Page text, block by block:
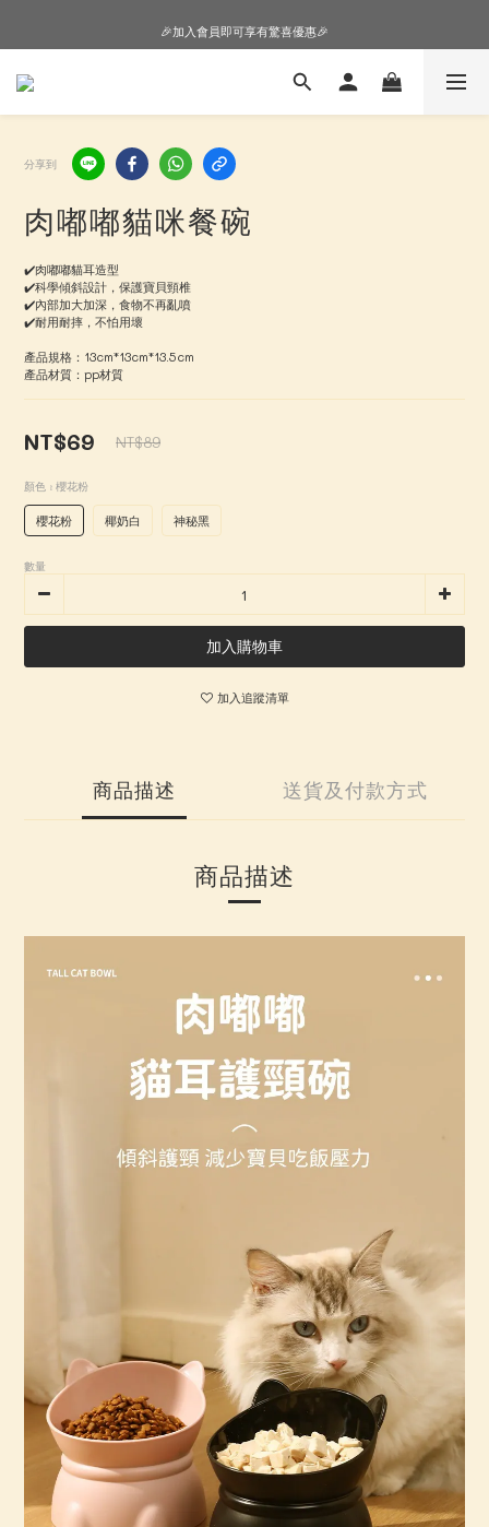
🎉加入會員即可享有驚喜優惠🎉
🎉加入會員即可享有驚喜優惠🎉
購物車超狂加價購，等你來+1
分享到
肉嘟嘟貓咪餐碗
✔️肉嘟嘟貓耳造型
✔️科學傾斜設計，保護寶貝頸椎
✔️內部加大加深，食物不再亂噴
✔️耐用耐摔，不怕用壞
產品規格：13cm*13cm*13.5cm
產品材質：pp材質
NT$69 NT$89
顏色 : 櫻花粉
櫻花粉 椰奶白 神秘黑
數量
加入購物車
加入追蹤清單
商品描述 送貨及付款方式
商品描述